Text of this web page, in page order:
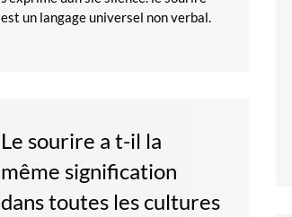
est un langage universel non verbal.
Le sourire a t-il la
même signification
dans toutes les cultures